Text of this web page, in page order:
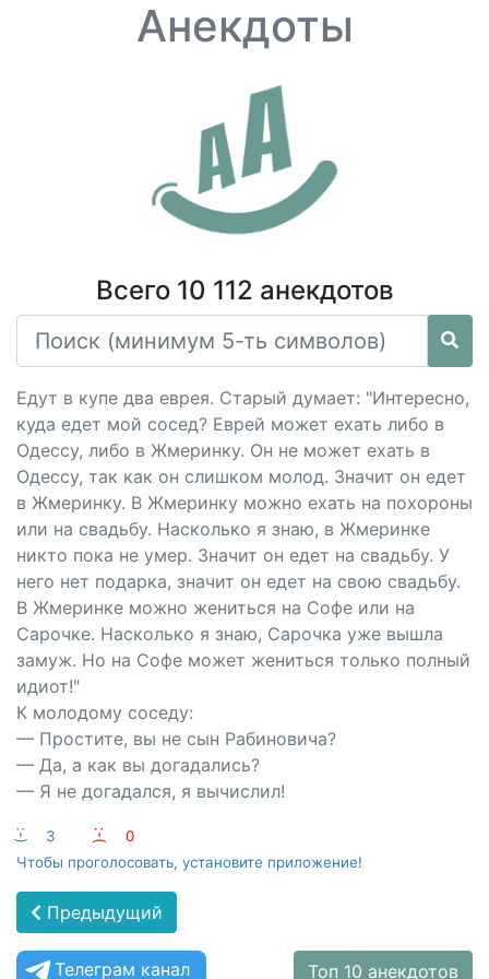
Анекдоты
Всего 10 112 анекдотов
Едут в купе два еврея. Старый думает: "Интересно,
куда едет мой сосед? Еврей может ехать либо в
Одессу, либо в Жмеринку. Он не может ехать в
Одессу, так как он слишком молод. Значит он едет
в Жмеринку. В Жмеринку можно ехать на похороны
или на свадьбу. Насколько я знаю, в Жмеринке
никто пока не умер. Значит он едет на свадьбу. У
него нет подарка, значит он едет на свою свадьбу.
В Жмеринке можно жениться на Софе или на
Сарочке. Насколько я знаю, Сарочка уже вышла
замуж. Но на Софе может жениться только полный
идиот!"
К молодому соседу:
— Простите, вы не сын Рабиновича?
— Да, а как вы догадались?
— Я не догадался, я вычислил!
:-) 3 :-(
0
Чтобы проголосовать, установите приложение!
Предыдущий
Телеграм канал Топ 10 анекдотов